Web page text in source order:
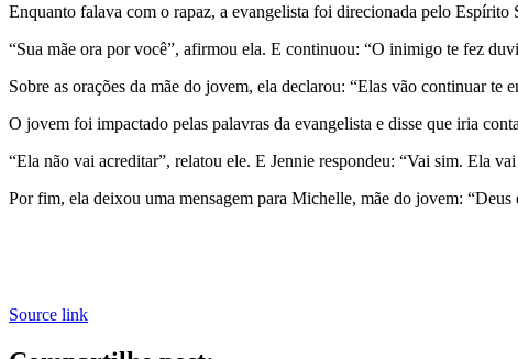
Enquanto falava com o rapaz, a evangelista foi direcionada pelo Espírito
“Sua mãe ora por você”, afirmou ela. E continuou: “O inimigo te fez
Sobre as orações da mãe do jovem, ela declarou: “Elas vão continuar te
O jovem foi impactado pelas palavras da evangelista e disse que iria
“Ela não vai acreditar”, relatou ele. E Jennie respondeu: “Vai sim. Ela
Por fim, ela deixou uma mensagem para Michelle, mãe do jovem: “Deus
Source link